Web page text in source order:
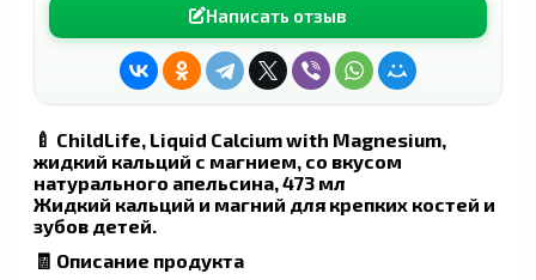
Написать отзыв
🍼 ChildLife, Liquid Calcium with Magnesium,
жидкий кальций с магнием, со вкусом
натурального апельсина, 473 мл
Жидкий кальций и магний для крепких костей и
зубов детей.
🧾 Описание продукта